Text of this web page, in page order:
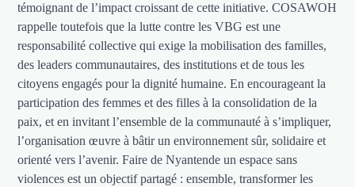
témoignant de l’impact croissant de cette initiative. COSAWOH
rappelle toutefois que la lutte contre les VBG est une
responsabilité collective qui exige la mobilisation des familles,
des leaders communautaires, des institutions et de tous les
citoyens engagés pour la dignité humaine. En encourageant la
participation des femmes et des filles à la consolidation de la
paix, et en invitant l’ensemble de la communauté à s’impliquer,
l’organisation œuvre à bâtir un environnement sûr, solidaire et
orienté vers l’avenir. Faire de Nyantende un espace sans
violences est un objectif partagé : ensemble, transformer les